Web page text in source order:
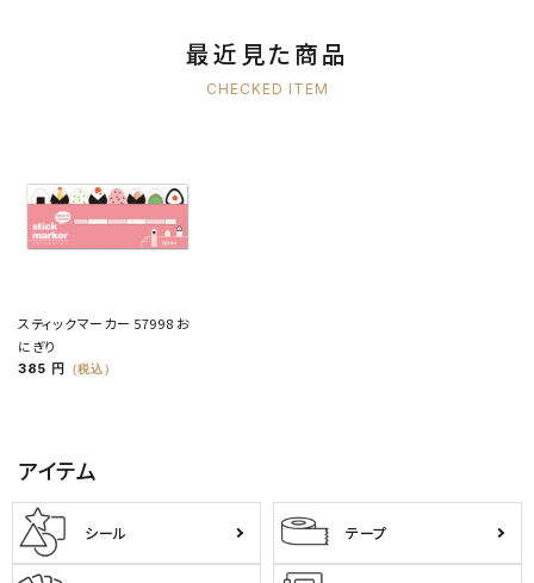
最近見た商品
CHECKED ITEM
スティックマーカー 57998 お
にぎり
385 円 （税込）
アイテム
シール テープ